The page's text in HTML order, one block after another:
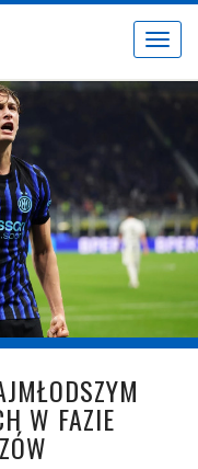
Toggle
W FAZIE